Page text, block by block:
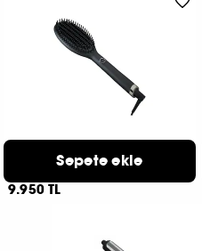
Gilde Isıtmalı Fırça
9.950 TL
Sepete ekle